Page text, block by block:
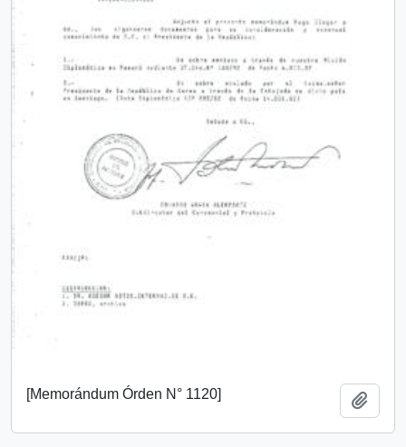
[Memorándum Órden N° 1120]